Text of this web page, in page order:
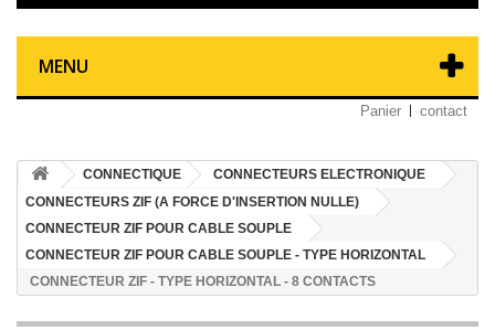
MENU
Panier contact
CONNECTIQUE
CONNECTEURS ELECTRONIQUE
CONNECTEURS ZIF (A FORCE D'INSERTION NULLE)
CONNECTEUR ZIF POUR CABLE SOUPLE
CONNECTEUR ZIF POUR CABLE SOUPLE - TYPE HORIZONTAL
CONNECTEUR ZIF - TYPE HORIZONTAL - 8 CONTACTS